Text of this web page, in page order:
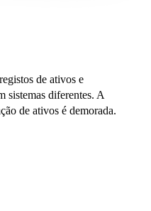
de ativos e
sistemas diferentes. A
de ativos é demorada.